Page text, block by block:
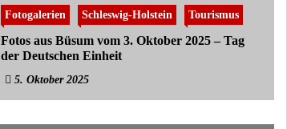
Fotogalerien Schleswig-Holstein Tourismus
Fotos aus Büsum vom 3. Oktober 2025 – Tag
der Deutschen Einheit
5. Oktober 2025